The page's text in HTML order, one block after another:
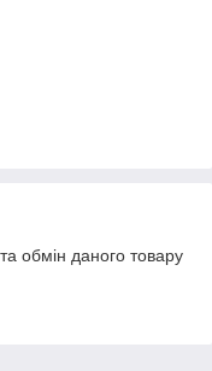
обмін даного товару